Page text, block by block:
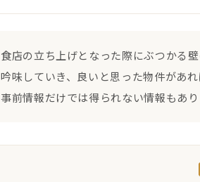
食店の立ち上げとなった際にぶつかる
吟味していき、良いと思った物件があ
事前情報だけでは得られない情報もあ